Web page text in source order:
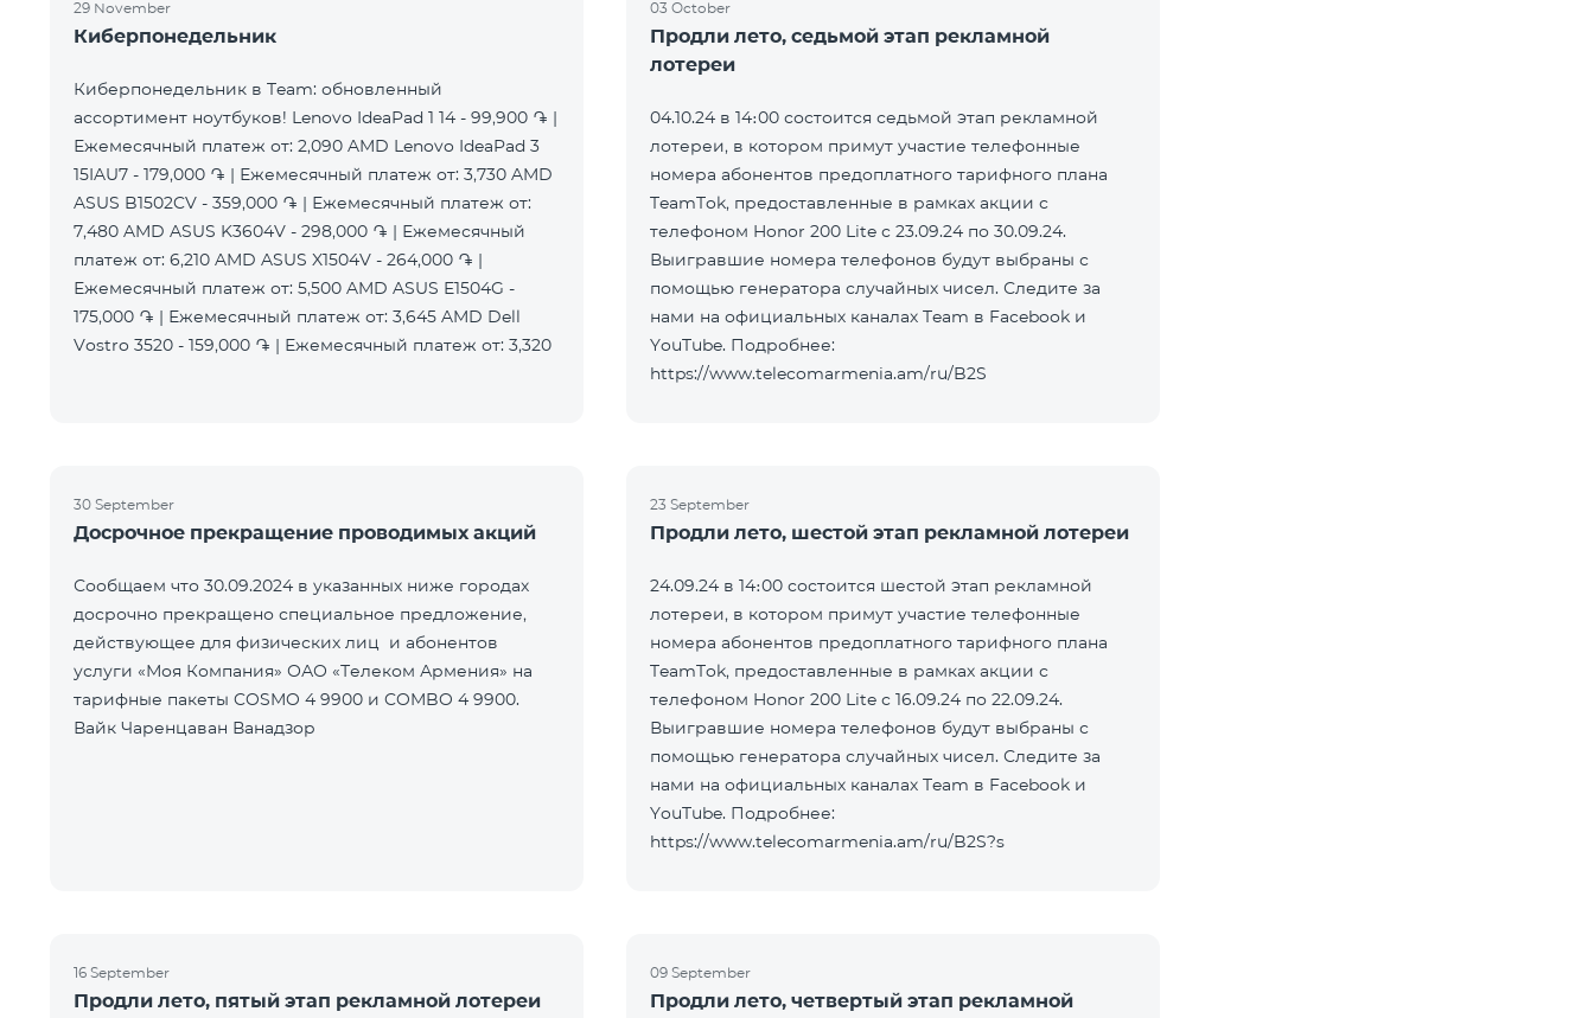
29 November
Киберпонедельник
Киберпонедельник в Team: обновленный
ассортимент ноутбуков! Lenovo IdeaPad 1 14 - 99,900 ֏ |
Ежемесячный платеж от: 2,090 AMD Lenovo IdeaPad 3
15IAU7 - 179,000 ֏ | Ежемесячный платеж от: 3,730 AMD
ASUS B1502CV - 359,000 ֏ | Ежемесячный платеж от:
7,480 AMD ASUS K3604V - 298,000 ֏ | Ежемесячный
платеж от: 6,210 AMD ASUS X1504V - 264,000 ֏ |
Ежемесячный платеж от: 5,500 AMD ASUS E1504G -
175,000 ֏ | Ежемесячный платеж от: 3,645 AMD Dell
Vostro 3520 - 159,000 ֏ | Ежемесячный платеж от: 3,320
03 October
Продли лето, седьмой этап рекламной
лотереи
04.10.24 в 14։00 состоится седьмой этап рекламной
лотереи, в котором примут участие телефонные
номера абонентов предоплатного тарифного плана
TeamTok, предоставленные в рамках акции с
телефоном Honor 200 Lite с 23.09.24 по 30.09.24.
Выигравшие номера телефонов будут выбраны с
помощью генератора случайных чисел. Следите за
нами на официальных каналах Team в Facebook и
YouTube. Подробнее:
https://www.telecomarmenia.am/ru/B2S
30 September
Досрочное прекращение проводимых акций
Сообщаем что 30.09.2024 в указанных ниже городах
досрочно прекращено специальное предложение,
действующее для физических лиц и абонентов
услуги «Моя Компания» ОАО «Телеком Армения» на
тарифные пакеты COSMO 4 9900 и COMBO 4 9900.
Вайк Чаренцаван Ванадзор
23 September
Продли лето, шестой этап рекламной лотереи
24.09.24 в 14։00 состоится шестой этап рекламной
лотереи, в котором примут участие телефонные
номера абонентов предоплатного тарифного плана
TeamTok, предоставленные в рамках акции с
телефоном Honor 200 Lite с 16.09.24 по 22.09.24.
Выигравшие номера телефонов будут выбраны с
помощью генератора случайных чисел. Следите за
нами на официальных каналах Team в Facebook и
YouTube. Подробнее:
https://www.telecomarmenia.am/ru/B2S?s
16 September
Продли лето, пятый этап рекламной лотереи
09 September
Продли лето, четвертый этап рекламной